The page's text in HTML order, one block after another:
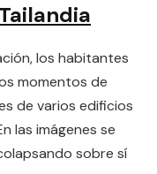
los habitantes
momentos de
de varios edificios
las imágenes se
sobre sí